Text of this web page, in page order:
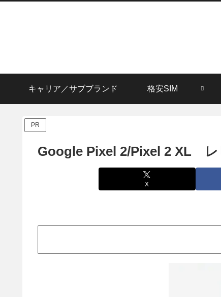
キャリア／サブブランド 格安SIM
PR
Google Pixel 2/Pixel 2 XL レ
X